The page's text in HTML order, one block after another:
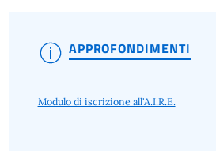
APPROFONDIMENTI
Modulo di iscrizione all'A.I.R.E.